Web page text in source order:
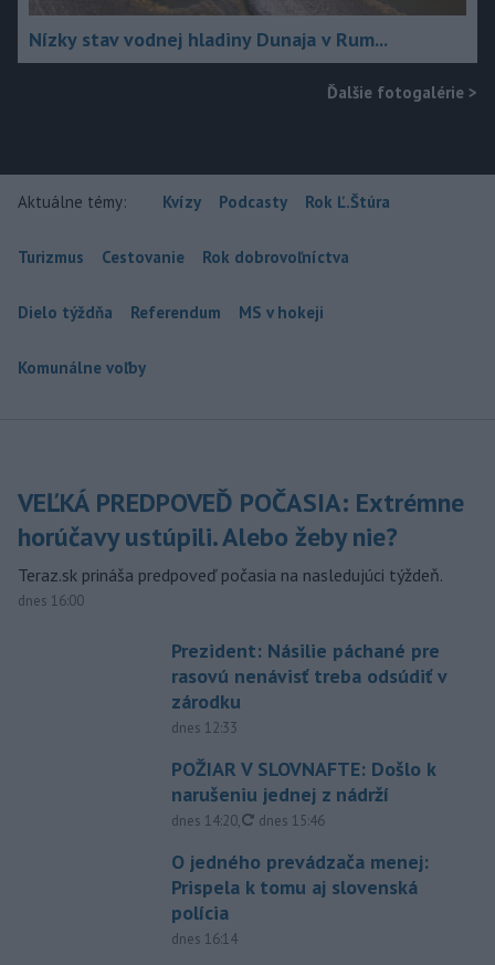
Nízky stav vodnej hladiny Dunaja v Rum...
Ďalšie fotogalérie >
Aktuálne témy: Kvízy Podcasty Rok Ľ.Štúra
Turizmus Cestovanie Rok dobrovoľníctva
Dielo týždňa Referendum MS v hokeji
Komunálne voľby
VEĽKÁ PREDPOVEĎ POČASIA: Extrémne
horúčavy ustúpili. Alebo žeby nie?
Teraz.sk prináša predpoveď počasia na nasledujúci týždeň.
dnes 16:00
Prezident: Násilie páchané pre
rasovú nenávisť treba odsúdiť v
zárodku
dnes 12:33
POŽIAR V SLOVNAFTE: Došlo k
narušeniu jednej z nádrží
dnes 14:20, aktualizované
dnes 15:46
O jedného prevádzača menej:
Prispela k tomu aj slovenská
polícia
dnes 16:14